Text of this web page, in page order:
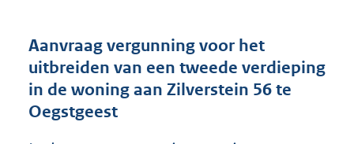
r
o
t
Aanvraag vergunning voor het
uitbreiden van een tweede verdieping
in de woning aan Zilverstein 56 te
Oegstgeest